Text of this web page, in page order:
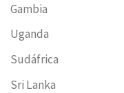
Gambia
Uganda
Sudáfrica
Sri Lanka